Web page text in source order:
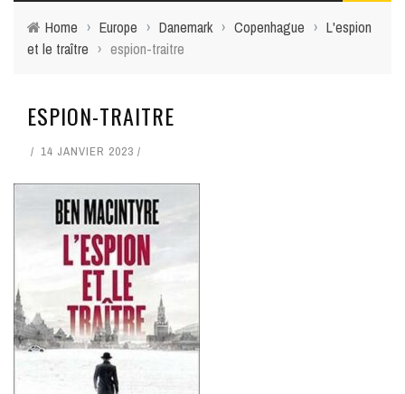
Home › Europe › Danemark › Copenhague › L'espion
et le traître › espion-traitre
ESPION-TRAITRE
14 JANVIER 2023